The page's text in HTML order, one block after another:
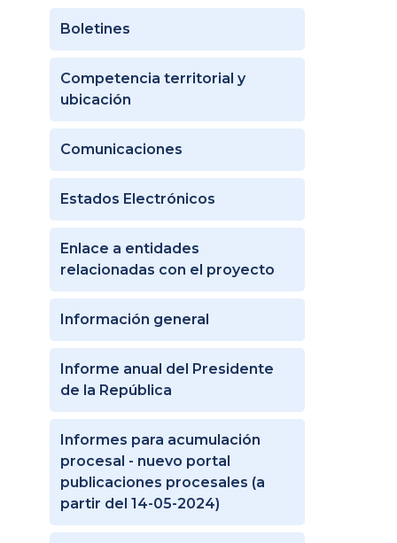
Boletines
Competencia territorial y
ubicación
Comunicaciones
Estados Electrónicos
Enlace a entidades
relacionadas con el proyecto
Información general
Informe anual del Presidente
de la República
Informes para acumulación
procesal - nuevo portal
publicaciones procesales (a
partir del 14-05-2024)